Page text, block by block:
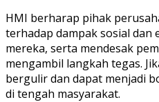
HMI berharap pihak
terhadap dampak sosial dan
mereka, serta mendesak
mengambil langkah tegas.
bergulir dan dapat menjadi
di tengah masyarakat.